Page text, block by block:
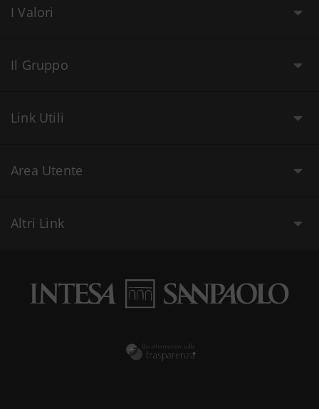
I Valori
Il Gruppo
Link Utili
Area Utente
Altri Link